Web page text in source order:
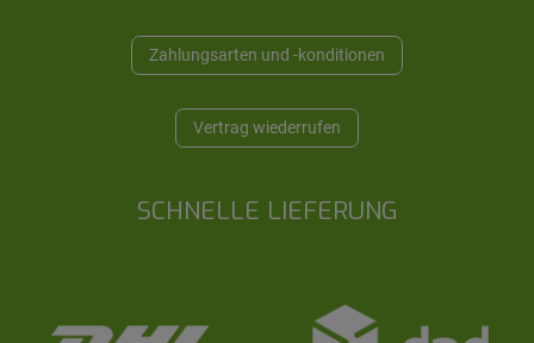
Zahlungsarten und -konditionen
Vertrag wiederrufen
SCHNELLE LIEFERUNG